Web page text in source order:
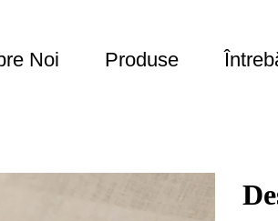
Noi Produse